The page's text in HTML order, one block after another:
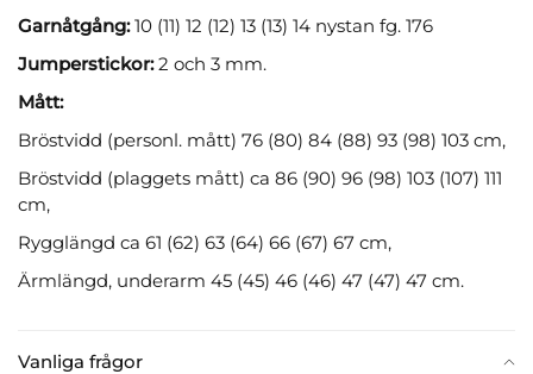
Vanliga frågor
Garnåtgång:10 (11) 12 (12) 13 (13) 14 nystan fg. 176
Jumperstickor:2 och 3 mm.
Mått:
Bröstvidd (personl. mått) 76 (80) 84 (88) 93 (98) 103 cm,
Bröstvidd (plaggets mått) ca 86 (90) 96 (98) 103 (107) 111
cm,
Rygglängd ca 61 (62) 63 (64) 66 (67) 67 cm,
Ärmlängd, underarm 45 (45) 46 (46) 47 (47) 47 cm.